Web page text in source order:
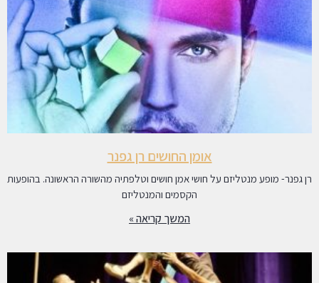
אומן החושים רן גפנר
רן גפנר- מופע מנטליזם על חושי אמן חושים וטלפתיה מהשורה הראשונה. בהופעות
הקסמים והמנטליזם
המשך קריאה »